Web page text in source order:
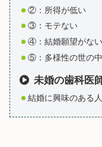
②：所得が低い
③：モテない
④：結婚願望がない
⑤：多様性の世の中
未婚の歯科医
結婚に興味のある